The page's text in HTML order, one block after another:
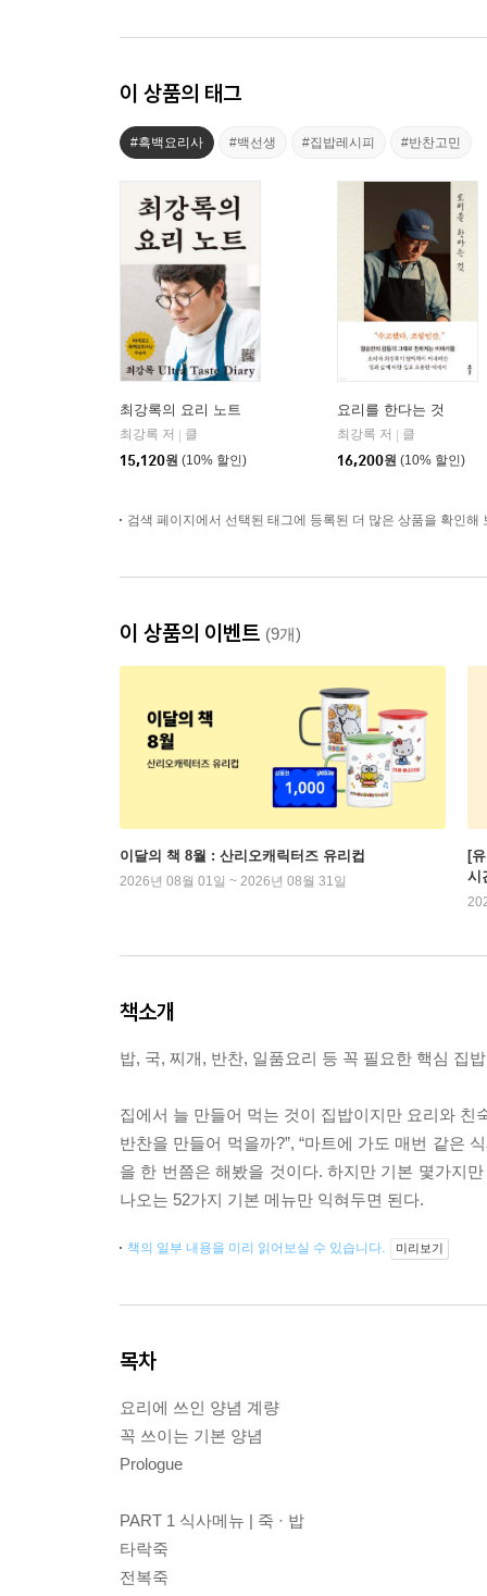
이 상품의 태그
#흑백요리사 #백선생 #집밥레시피 #반찬고민
최강록의 요리 노트
최강록 저
클
15,120원 (10% 할인)
요리를 한다는 것
최강록 저
클
16,200원 (10% 할인)
검색 페이지에서 선택된 태그에 등록된 더 많은 상품을 확인해
이 상품의 이벤트 (9개)
이달의 책 8월 : 산리오캐릭터즈 유리컵
2026년 08월 01일 ~ 2026년 08월 31일
[
시
책소개
밥, 국, 찌개, 반찬, 일품요리 등 꼭 필요한 핵심 집
집에서 늘 만들어 먹는 것이 집밥이지만 요리와
반찬을 만들어 먹을까?”, “마트에 가도 매번 같은
을 한 번쯤은 해봤을 것이다. 하지만 기본 몇가지
나오는 52가지 기본 메뉴만 익혀두면 된다.
책의 일부 내용을 미리 읽어보실 수 있습니다. 미리보기
목차
요리에 쓰인 양념 계량
꼭 쓰이는 기본 양념
Prologue
PART 1 식사메뉴 | 죽 · 밥
타락죽
전복죽